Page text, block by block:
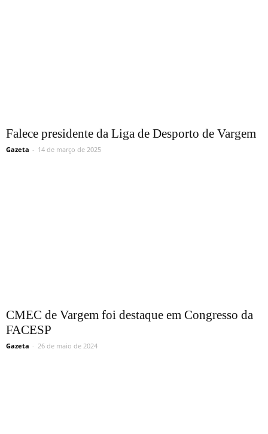
Falece presidente da Liga de Desporto de Vargem
Gazeta - 14 de março de 2025
CMEC de Vargem foi destaque em Congresso da
FACESP
Gazeta - 26 de maio de 2024